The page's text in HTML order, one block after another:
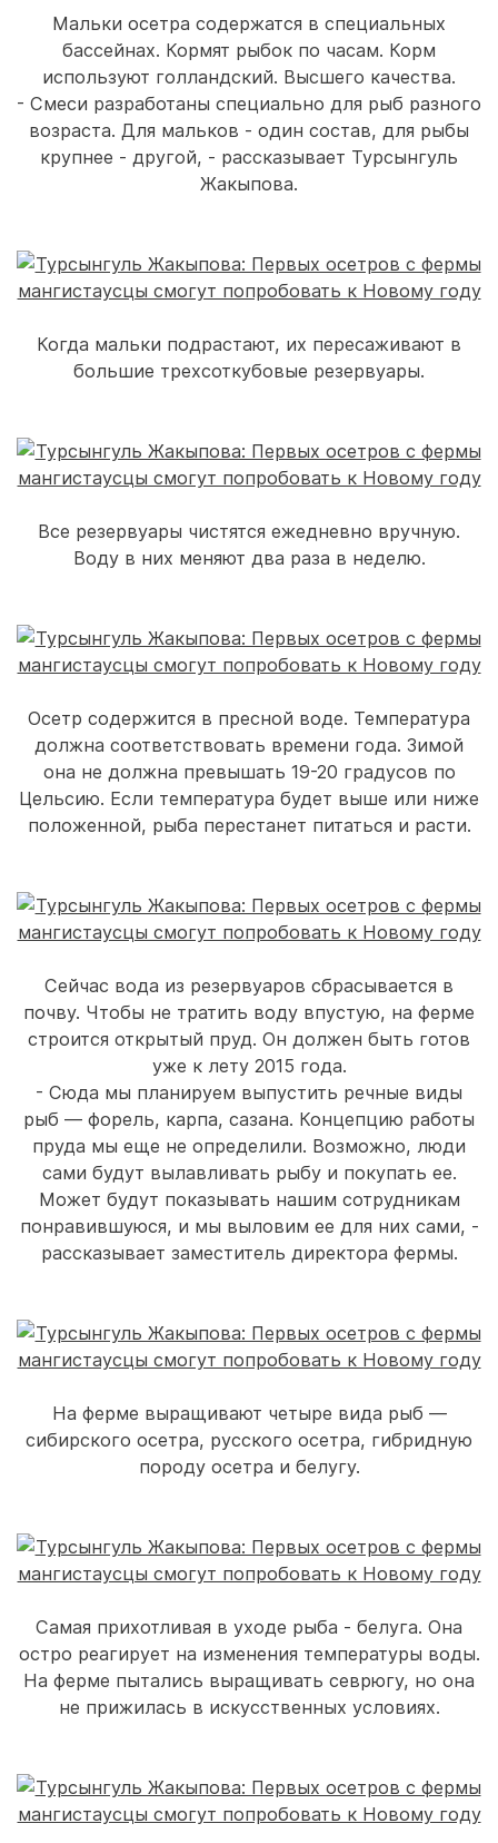
Мальки осетра содержатся в специальных
бассейнах. Кормят рыбок по часам. Корм
используют голландский. Высшего качества.
- Смеси разработаны специально для рыб разного
возраста. Для мальков - один состав, для рыбы
крупнее - другой, - рассказывает Турсынгуль
Жакыпова.
Когда мальки подрастают, их пересаживают в
большие трехсоткубовые резервуары.
Все резервуары чистятся ежедневно вручную.
Воду в них меняют два раза в неделю.
Осетр содержится в пресной воде. Температура
должна соответствовать времени года. Зимой
она не должна превышать 19-20 градусов по
Цельсию. Если температура будет выше или ниже
положенной, рыба перестанет питаться и расти.
Сейчас вода из резервуаров сбрасывается в
почву. Чтобы не тратить воду впустую, на ферме
строится открытый пруд. Он должен быть готов
уже к лету 2015 года.
- Сюда мы планируем выпустить речные виды
рыб — форель, карпа, сазана. Концепцию работы
пруда мы еще не определили. Возможно, люди
сами будут вылавливать рыбу и покупать ее.
Может будут показывать нашим сотрудникам
понравившуюся, и мы выловим ее для них сами, -
рассказывает заместитель директора фермы.
На ферме выращивают четыре вида рыб —
сибирского осетра, русского осетра, гибридную
породу осетра и белугу.
Самая прихотливая в уходе рыба - белуга. Она
остро реагирует на изменения температуры воды.
На ферме пытались выращивать севрюгу, но она
не прижилась в искусственных условиях.